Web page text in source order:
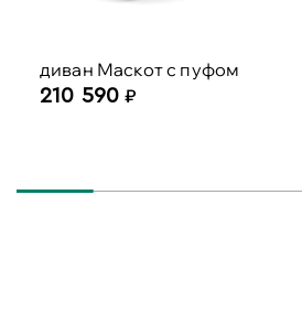
диван Маскот с пуфом
210 590